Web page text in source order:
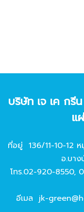
บริษัท เจ เค กรี
แ
ที่อยู่ 136/11-10-12
อ.บาง
โทร.02-920-8550,
อีเมล jk-